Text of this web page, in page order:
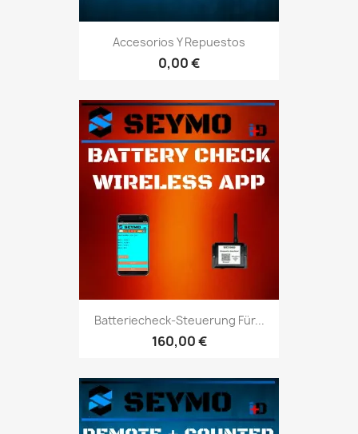
Accesorios Y Repuestos
0,00 €
Batteriecheck-Steuerung Für...
160,00 €